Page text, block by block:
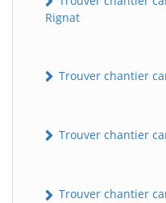
Rignat
Trouver chantier
Trouver chantier
Trouver chantier